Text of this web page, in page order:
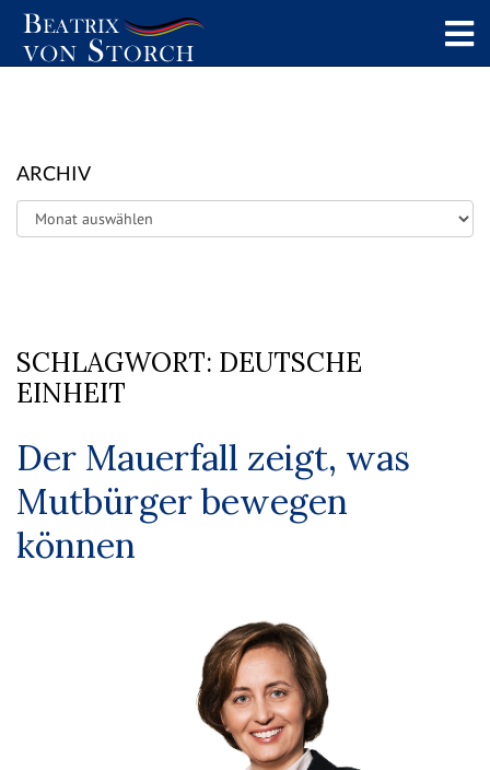
ARCHIV
Archiv
SCHLAGWORT: DEUTSCHE
EINHEIT
Der Mauerfall zeigt, was
Mutbürger bewegen
können